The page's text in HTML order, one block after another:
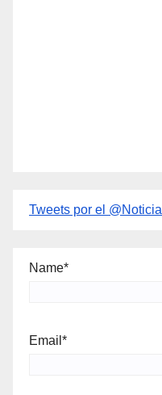
Tweets por el
Name*
Email*